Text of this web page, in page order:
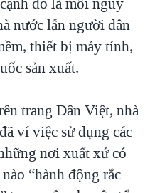
nước lẫn người dân
thiết bị máy tính,
sản xuất.
trang Dân Việt, nhà
ví việc sử dụng các
nơi xuất xứ có
“hành động rắc